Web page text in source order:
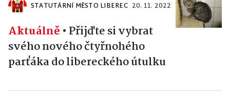
STATUTÁRNÍ MĚSTO LIBEREC 20. 11. 2022
Aktuálně • Přijďte si vybrat
svého nového čtyřnohého
parťáka do libereckého útulku